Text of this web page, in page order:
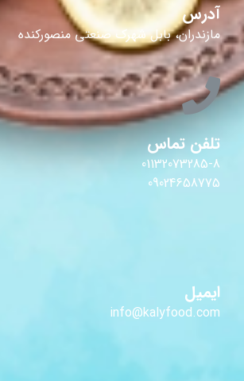
آدرس
مازندران، بابل شهرک صنعتی منصورکنده
تلفن تماس
01132073285-8
09024658775
ایمیل
info@kalyfood.com